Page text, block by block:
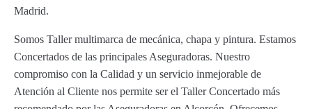
Madrid.
Somos Taller multimarca de mecánica, chapa y pintura. Estamos
Concertados de las principales Aseguradoras. Nuestro
compromiso con la Calidad y un servicio inmejorable de
Atención al Cliente nos permite ser el Taller Concertado más